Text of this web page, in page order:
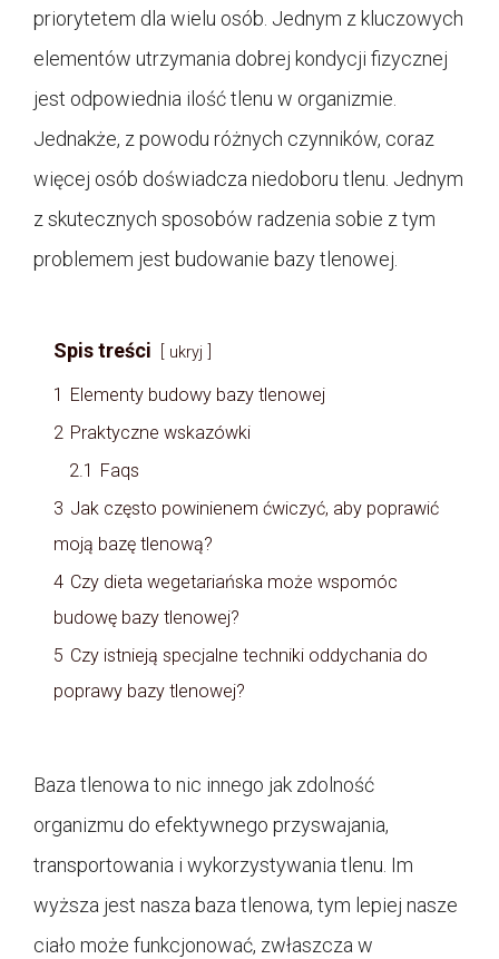
priorytetem dla wielu osób. Jednym z kluczowych
elementów utrzymania dobrej kondycji fizycznej
jest odpowiednia ilość tlenu w organizmie.
Jednakże, z powodu różnych czynników, coraz
więcej osób doświadcza niedoboru tlenu. Jednym
z skutecznych sposobów radzenia sobie z tym
problemem jest budowanie bazy tlenowej.
Spis treści ukryj
1
Elementy budowy bazy tlenowej
2 Praktyczne wskazówki
2.1
Faqs
3 Jak często powinienem ćwiczyć, aby poprawić
moją bazę tlenową?
4 Czy dieta wegetariańska może wspomóc
budowę bazy tlenowej?
5 Czy istnieją specjalne techniki oddychania do
poprawy bazy tlenowej?
Baza tlenowa to nic innego jak zdolność
organizmu do efektywnego przyswajania,
transportowania i wykorzystywania tlenu. Im
wyższa jest nasza baza tlenowa, tym lepiej nasze
ciało może funkcjonować, zwłaszcza w